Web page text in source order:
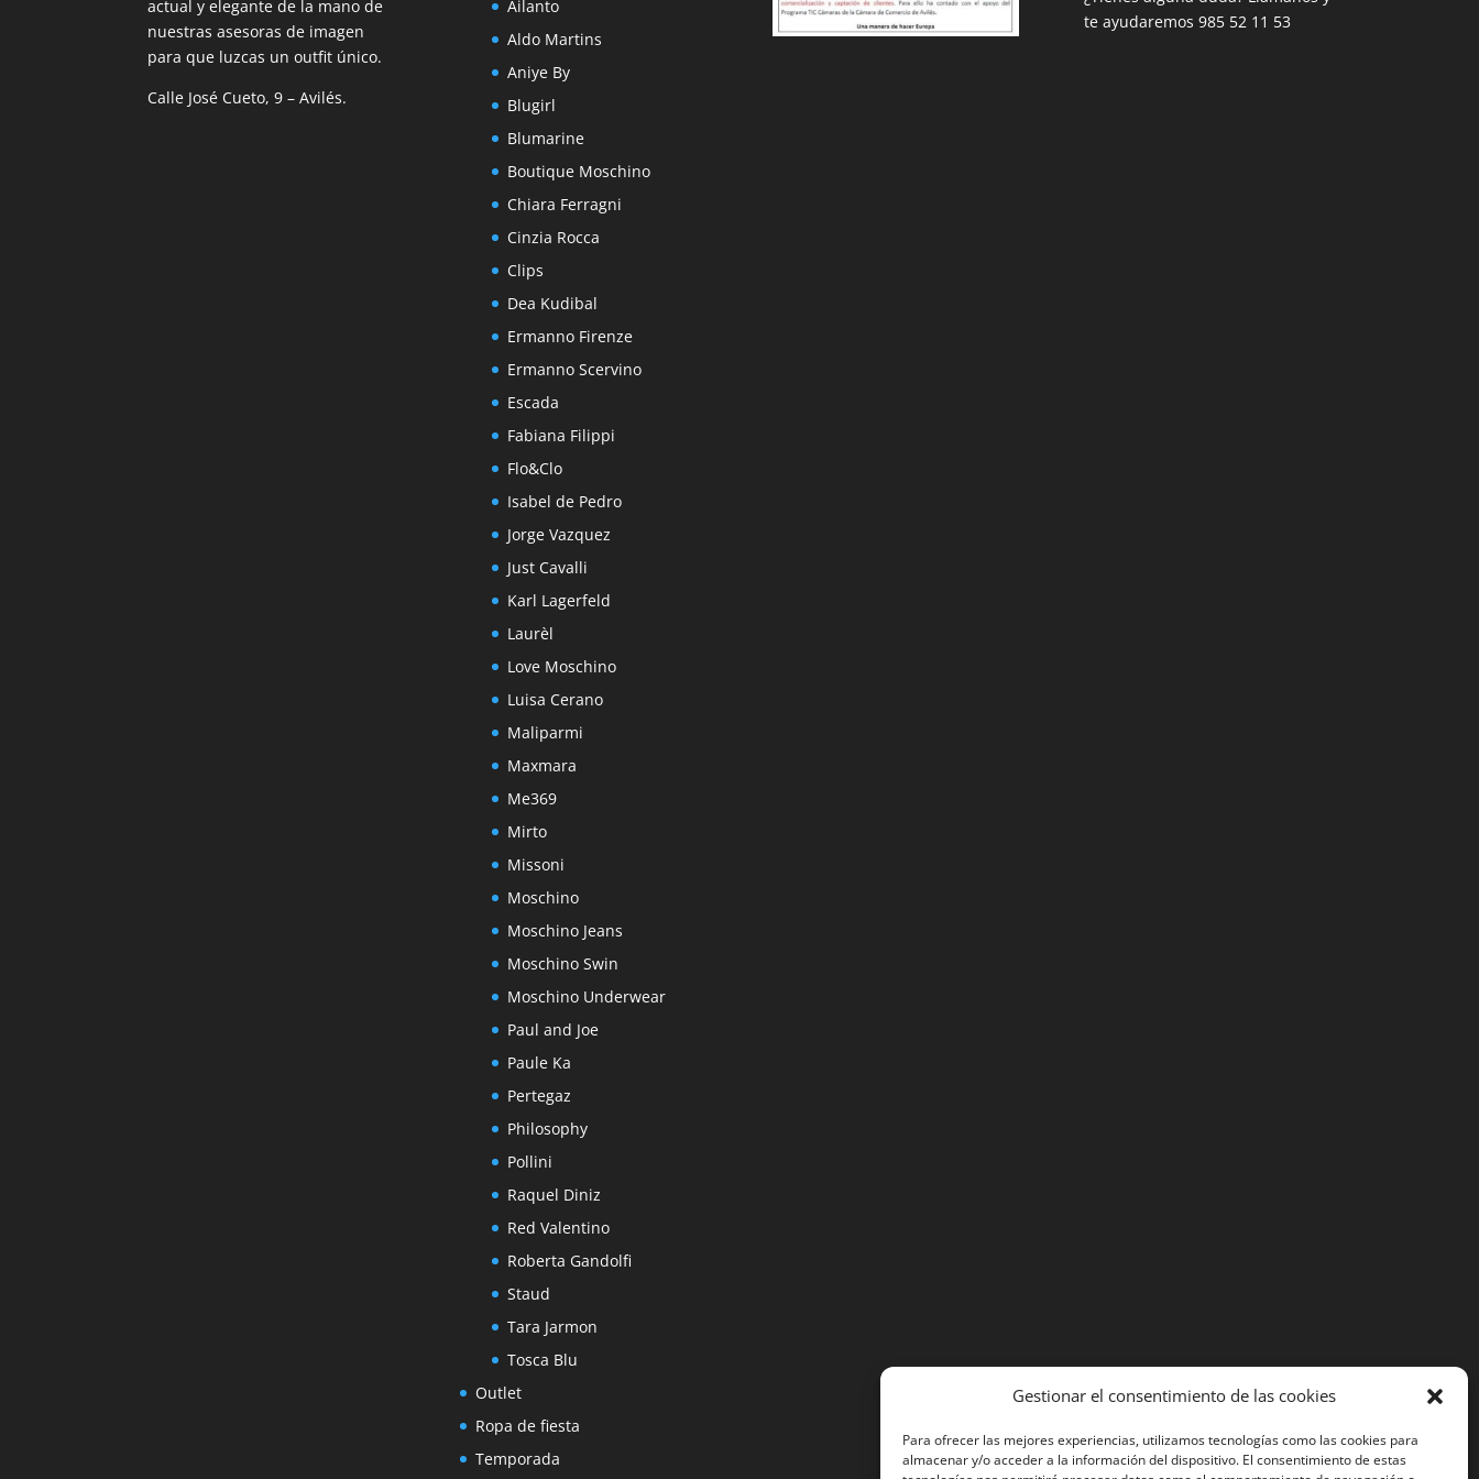
Gestionar el consentimiento de las cookies
Para ofrecer las mejores experiencias, utilizamos tecnologías como las cookies para
almacenar y/o acceder a la información del dispositivo. El consentimiento de estas
actual y elegante de la mano de
nuestras asesoras de imagen
para que luzcas un outfit único.
Calle José Cueto, 9 – Avilés.
Ailanto
Aldo Martins
Aniye By
Blugirl
Blumarine
Boutique Moschino
Chiara Ferragni
Cinzia Rocca
Clips
Dea Kudibal
Ermanno Firenze
Ermanno Scervino
Escada
Fabiana Filippi
Flo&Clo
Isabel de Pedro
Jorge Vazquez
Just Cavalli
Karl Lagerfeld
Laurèl
Love Moschino
Luisa Cerano
Maliparmi
Maxmara
Me369
Mirto
Missoni
Moschino
Moschino Jeans
Moschino Swin
Moschino Underwear
Paul and Joe
Paule Ka
Pertegaz
Philosophy
Pollini
Raquel Diniz
Red Valentino
Roberta Gandolfi
Staud
Tara Jarmon
Tosca Blu
Outlet
Ropa de fiesta
Temporada
te ayudaremos985 52 11 53